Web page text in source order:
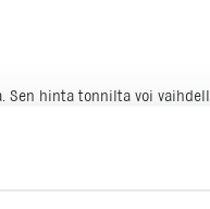
hinta tonnilta voi
maksavasi tästä